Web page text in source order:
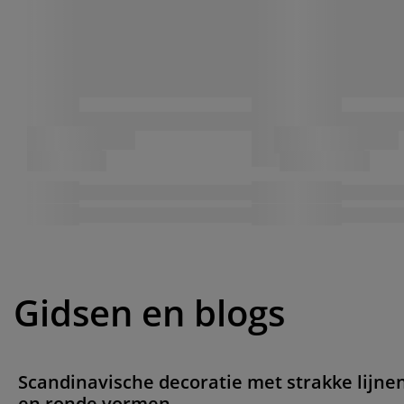
Gidsen en blogs
Scandinavische decoratie met strakke